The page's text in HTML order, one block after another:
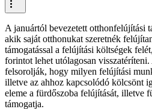
A januártól bevezetett otthonfelújítási
akik saját otthonukat szeretnék
támogatással a felújítási költségek
forintot lehet utólagosan visszatéríteni.
felsorolják, hogy milyen felújítási
illetve az ahhoz kapcsolódó kölcsönt
eleme a fürdőszoba felújítását, illetve
támogatja.